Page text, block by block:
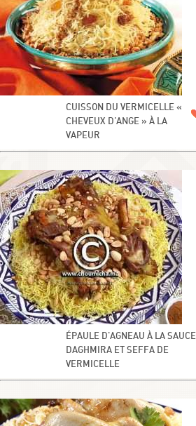
CUISSON DU VERMICELLE «
CHEVEUX D'ANGE » À LA
VAPEUR
ÉPAULE D'AGNEAU À LA SAUCE
DAGHMIRA ET SEFFA DE
VERMICELLE